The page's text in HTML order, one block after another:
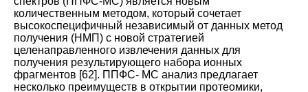
количественным методом, который сочетает
высокоспецифичный независимый от данных метод
получения (НМП) с новой стратегией
целенаправленного извлечения данных для
получения результирующего набора ионных
фрагментов [62]. ППФС- МС анализ предлагает
несколько преимуществ в открытии протеомики,